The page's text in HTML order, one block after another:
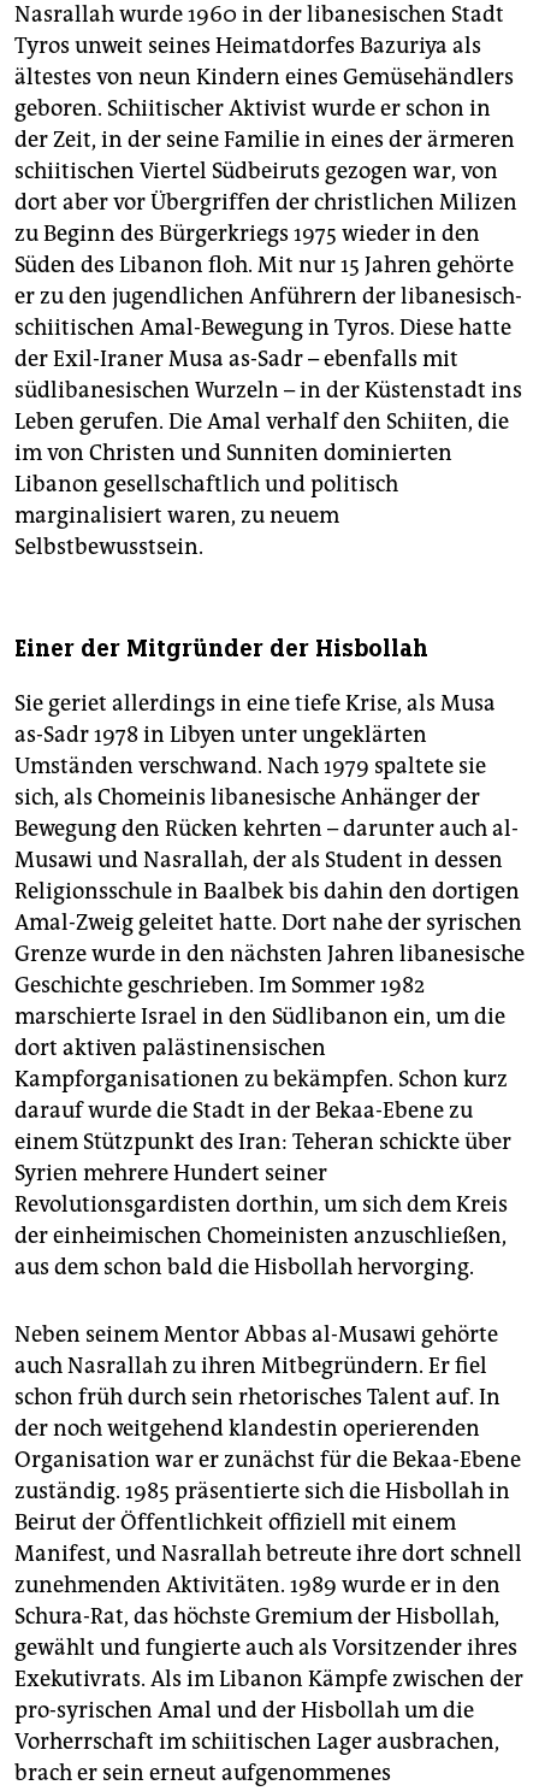
Nasrallah wurde 1960 in der libanesischen Stadt
Tyros unweit seines Heimatdorfes Bazuriya als
ältestes von neun Kindern eines Gemüsehändlers
geboren. Schiitischer Aktivist wurde er schon in
der Zeit, in der seine Familie in eines der ärmeren
schiitischen Viertel Südbeiruts gezogen war, von
dort aber vor Übergriffen der christlichen Milizen
zu Beginn des Bürgerkriegs 1975 wieder in den
Süden des Libanon floh. Mit nur 15 Jahren gehörte
er zu den jugendlichen Anführern der libanesisch-
schiitischen Amal-Bewegung in Tyros. Diese hatte
der Exil-Iraner Musa as-Sadr – ebenfalls mit
südlibanesischen Wurzeln – in der Küstenstadt ins
Leben gerufen. Die Amal verhalf den Schiiten, die
im von Christen und Sunniten dominierten
Libanon gesellschaftlich und politisch
marginalisiert waren, zu neuem
Selbstbewusstsein.
Einer der Mitgründer der Hisbollah
Sie geriet allerdings in eine tiefe Krise, als Musa
as-Sadr 1978 in Libyen unter ungeklärten
Umständen verschwand. Nach 1979 spaltete sie
sich, als Chomeinis libanesische Anhänger der
Bewegung den Rücken kehrten – darunter auch al-
Musawi und Nasrallah, der als Student in dessen
Religionsschule in Baalbek bis dahin den dortigen
Amal-Zweig geleitet hatte. Dort nahe der syrischen
Grenze wurde in den nächsten Jahren libanesische
Geschichte geschrieben. Im Sommer 1982
marschierte Israel in den Südlibanon ein, um die
dort aktiven palästinensischen
Kampforganisationen zu bekämpfen. Schon kurz
darauf wurde die Stadt in der Bekaa-Ebene zu
einem Stützpunkt des Iran: Teheran schickte über
Syrien mehrere Hundert seiner
Revolutionsgardisten dorthin, um sich dem Kreis
der einheimischen Chomeinisten anzuschließen,
aus dem schon bald die Hisbollah hervorging.
Neben seinem Mentor Abbas al-Musawi gehörte
auch Nasrallah zu ihren Mitbegründern. Er fiel
schon früh durch sein rhetorisches Talent auf. In
der noch weitgehend klandestin operierenden
Organisation war er zunächst für die Bekaa-Ebene
zuständig. 1985 präsentierte sich die Hisbollah in
Beirut der Öffentlichkeit offiziell mit einem
Manifest, und Nasrallah betreute ihre dort schnell
zunehmenden Aktivitäten. 1989 wurde er in den
Schura-Rat, das höchste Gremium der Hisbollah,
gewählt und fungierte auch als Vorsitzender ihres
Exekutivrats. Als im Libanon Kämpfe zwischen der
pro-syrischen Amal und der Hisbollah um die
Vorherrschaft im schiitischen Lager ausbrachen,
brach er sein erneut aufgenommenes